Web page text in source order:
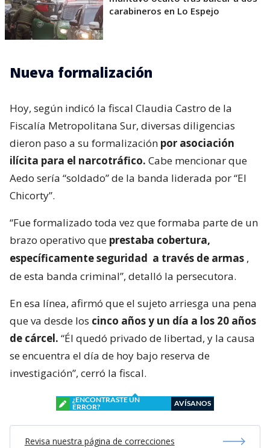
carabineros en Lo Espejo
Nueva formalización
Hoy, según indicó la fiscal Claudia Castro de la
Fiscalía Metropolitana Sur, diversas diligencias
dieron paso a su formalización por asociación
ilícita para el narcotráfico. Cabe mencionar que
Aedo sería “soldado” de la banda liderada por “El
Chicorty”.
“Fue formalizado toda vez que formaba parte de un
brazo operativo que prestaba cobertura,
específicamente seguridad a través de armas ,
de esta banda criminal”, detalló la persecutora.
En esa línea, afirmó que el sujeto arriesga una pena
que va desde los cinco años y un día a los 20 años
de cárcel. “Él quedó privado de libertad, y la causa
se encuentra el día de hoy bajo reserva de
investigación”, cerró la fiscal.
¿ENCONTRASTE UN
ERROR?
AVÍSANOS
Revisa nuestra página de correcciones